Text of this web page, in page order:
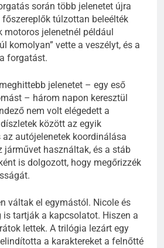
során több jelenetet újra
főszereplők túlzottan beleélték
jelenetnél például
komolyan” vette a veszélyt, és a
forgatást.
jelenetet – egy eső
– három napon keresztül
nem volt elégedett a
között az egyik
az autójelenetek koordinálása
járművet használtak, és a stáb
is dolgozott, hogy megőrizzék
váltak el egymástól. Nicole és
is tartják a kapcsolatot. Hiszen a
lettek. A trilógia lezárt egy
a karaktereket a felnőtté